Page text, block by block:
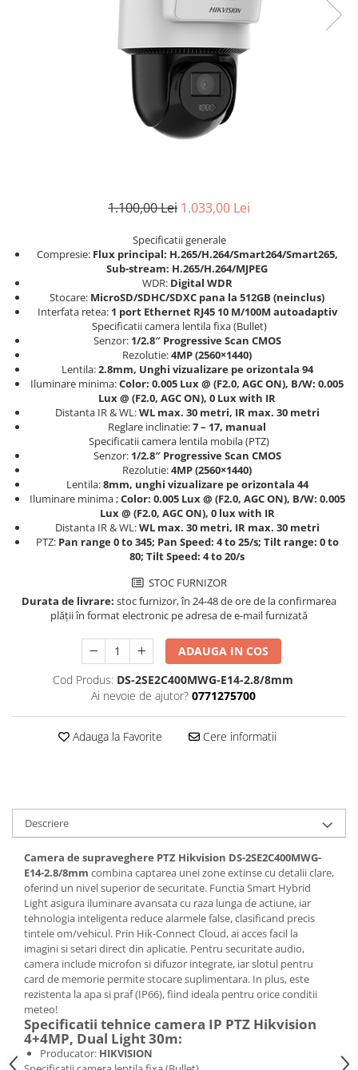
1.100,00 Lei 1.033,00 Lei
Specificatii generale
Compresie: Flux principal: H.265/H.264/Smart264/Smart265,
Sub-stream: H.265/H.264/MJPEG
WDR: Digital WDR
Stocare: MicroSD/SDHC/SDXC pana la 512GB (neinclus)
Interfata retea: 1 port Ethernet RJ45 10 M/100M autoadaptiv
Specificatii camera lentila fixa (Bullet)
Senzor: 1/2.8″ Progressive Scan CMOS
Rezolutie:4MP (2560×1440)
Lentila:2.8mm, Unghi vizualizare pe orizontala 94
Iluminare minima:Color: 0.005 Lux @ (F2.0, AGC ON), B/W: 0.005
Lux @ (F2.0, AGC ON), 0 Lux with IR
Distanta IR & WL:WL max. 30 metri, IR max. 30 metri
Reglare inclinatie:7 – 17, manual
Specificatii camera lentila mobila (PTZ)
Senzor: 1/2.8″ Progressive Scan CMOS
Rezolutie:4MP (2560×1440)
Lentila:8mm, unghi vizualizare pe orizontala 44
Iluminare minima ;Color: 0.005 Lux @ (F2.0, AGC ON), B/W: 0.005
Lux @ (F2.0, AGC ON), 0 lux with IR
Distanta IR & WL:WL max. 30 metri, IR max. 30 metri
PTZ: Pan range 0 to 345; Pan Speed: 4 to 25/s; Tilt range: 0 to
80; Tilt Speed: 4 to 20/s
STOC FURNIZOR
Durata de livrare: stoc furnizor, în 24-48 de ore de la confirmarea
plății în format electronic pe adresa de e-mail furnizată
ADAUGA IN COS
Cod Produs: DS-2SE2C400MWG-E14-2.8/8mm
Ai nevoie de ajutor? 0771275700
Adauga la Favorite Cere informatii
Descriere
Camera de supraveghere PTZ Hikvision DS-2SE2C400MWG-
E14-2.8/8mm combina captarea unei zone extinse cu detalii clare,
oferind un nivel superior de securitate. Functia Smart Hybrid
Light asigura iluminare avansata cu raza lunga de actiune, iar
tehnologia inteligenta reduce alarmele false, clasificand precis
tintele om/vehicul. Prin Hik-Connect Cloud, ai acces facil la
imagini si setari direct din aplicatie. Pentru securitate audio,
camera include microfon si difuzor integrate, iar slotul pentru
card de memorie permite stocare suplimentara. In plus, este
rezistenta la apa si praf (IP66), fiind ideala pentru orice conditii
meteo!
Specificatii tehnice camera IP PTZ Hikvision
4+4MP, Dual Light 30m:
Producator: HIKVISION